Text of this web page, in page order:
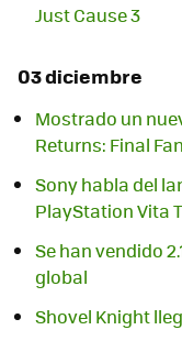
Just Cause 3
03 diciembre
Mostrado un
Returns: Final
Sony habla del
PlayStation Vita
Se han vendido
global
Shovel Knight